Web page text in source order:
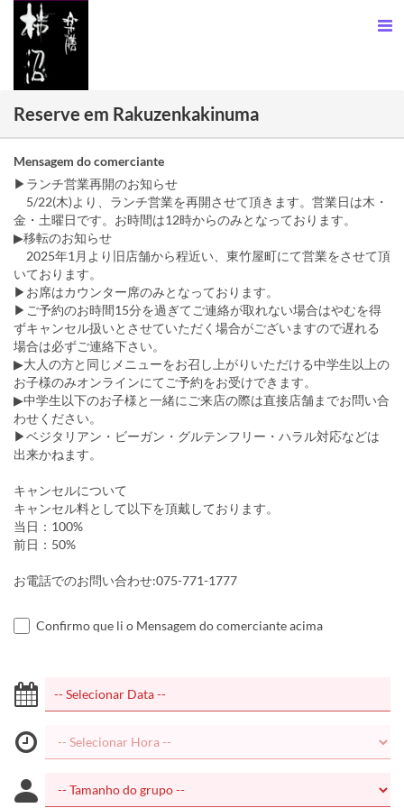
Reserve em Rakuzenkakinuma
Mensagem do comerciante
▶︎ランチ営業再開のお知らせ
5/22(木)より、ランチ営業を再開させて頂きます。営業日は木・
金・土曜日です。お時間は12時からのみとなっております。
▶移転のお知らせ
2025年1月より旧店舗から程近い、東竹屋町にて営業をさせて頂
いております。
▶お席はカウンター席のみとなっております。
▶ご予約のお時間15分を過ぎてご連絡が取れない場合はやむを得
ずキャンセル扱いとさせていただく場合がございますので遅れる
場合は必ずご連絡下さい。
▶大人の方と同じメニューをお召し上がりいただける中学生以上の
お子様のみオンラインにてご予約をお受けできます。
▶中学生以下のお子様と一緒にご来店の際は直接店舗までお問い合
わせください。
▶ベジタリアン・ビーガン・グルテンフリー・ハラル対応などは
出来かねます。
キャンセルについて
キャンセル料として以下を頂戴しております。
当日：100%
前日：50%
お電話でのお問い合わせ:075-771-1777
Confirmo que li o Mensagem do comerciante acima